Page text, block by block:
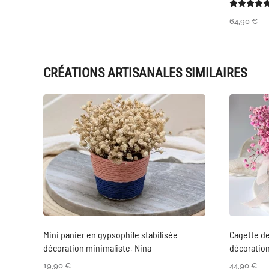
64,90 €
CRÉATIONS ARTISANALES SIMILAIRES
Mini panier en gypsophile stabilisée
décoration minimaliste, Nina
19,90 €
Cagette
44,90 €